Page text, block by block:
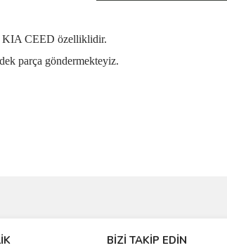
CEED özelliklidir.
parça göndermekteyiz.
BİZİ TAKİP EDİN